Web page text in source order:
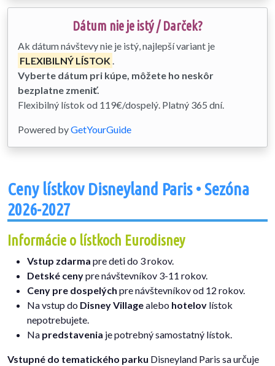
Dátum nie je istý / Darček?
Ak dátum návštevy nie je istý, najlepší variant je
FLEXIBILNÝ LÍSTOK .
Vyberte dátum pri kúpe, môžete ho neskôr
bezplatne zmeniť.
Flexibilný lístok od 119€/dospelý. Platný 365 dní.
Powered byGetYourGuide
Ceny lístkov Disneyland Paris • Sezóna
2026-2027
Informácie o lístkoch Eurodisney
Vstup zdarma pre deti do 3 rokov.
Detské cenypre návštevníkov 3-11 rokov.
Ceny pre dospelých pre návštevníkov od 12 rokov.
Na vstup do Disney Villagealebo hotelov lístok
nepotrebujete.
Na predstavenia je potrebný samostatný lístok.
Vstupné do tematického parku Disneyland Paris sa určuje